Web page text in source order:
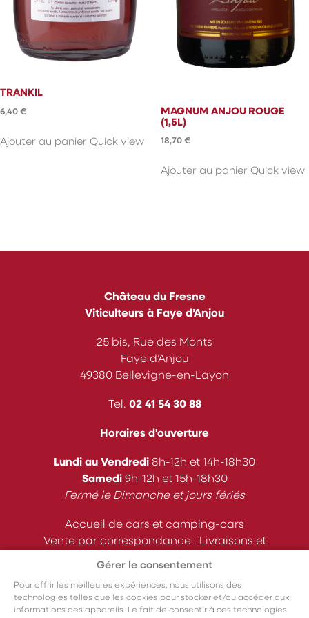
Gérer le consentement
Pour offrir les meilleures expériences, nous utilisons des
technologies telles que les cookies pour stocker et/ou accéder aux
informations des appareils. Le fait de consentir à ces technologies
TRANKIL
6,40 €
Ajouter au panier Quick view
MAGNUM ANJOU ROUGE
(1,5L)
18,70 €
Ajouter au panier Quick view
Château du Fresne
Viticulteurs à Faye d’Anjou
25 bis, Rue des Monts
Faye d’Anjou
49380 Bellevigne-en-Layon
Tel. 02 41 54 30 88
Horaires d'ouverture
Lundi au Vendredi 8h-12h et 14h-18h30
Samedi 9h-12h et 15h-18h30
Fermé le Dimanche et jours fériés
Accueil de cars et camping-cars
Vente par correspondance : Livraisons et
expéditions
Suivez-nous